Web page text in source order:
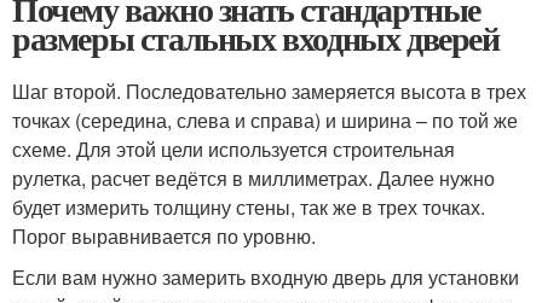
размеры стальных входных дверей
Шаг второй. Последовательно замеряется высота в трех
точках (середина, слева и справа) и ширина – по той же
схеме. Для этой цели используется строительная
рулетка, расчет ведётся в миллиметрах. Далее нужно
будет измерить толщину стены, так же в трех точках.
Порог выравнивается по уровню.
Если вам нужно замерить входную дверь для установки